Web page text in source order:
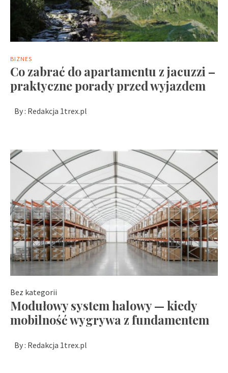
BIZNES
Co zabrać do apartamentu z jacuzzi –
praktyczne porady przed wyjazdem
By : Redakcja 1trex.pl
Bez kategorii
Modułowy system halowy — kiedy
mobilność wygrywa z fundamentem
By : Redakcja 1trex.pl